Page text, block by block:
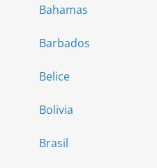
Bahamas
Barbados
Belice
Bolivia
Brasil